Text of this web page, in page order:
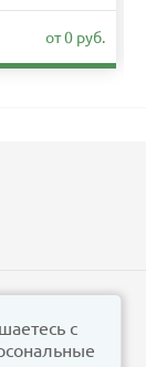
от 0 руб.
с